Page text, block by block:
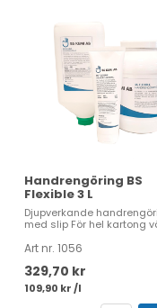
Handrengöring BS
Flexible 3 L
Djupverkande
med slip För hel kartong
Art nr. 1056
329,70 kr
109,90 kr /l